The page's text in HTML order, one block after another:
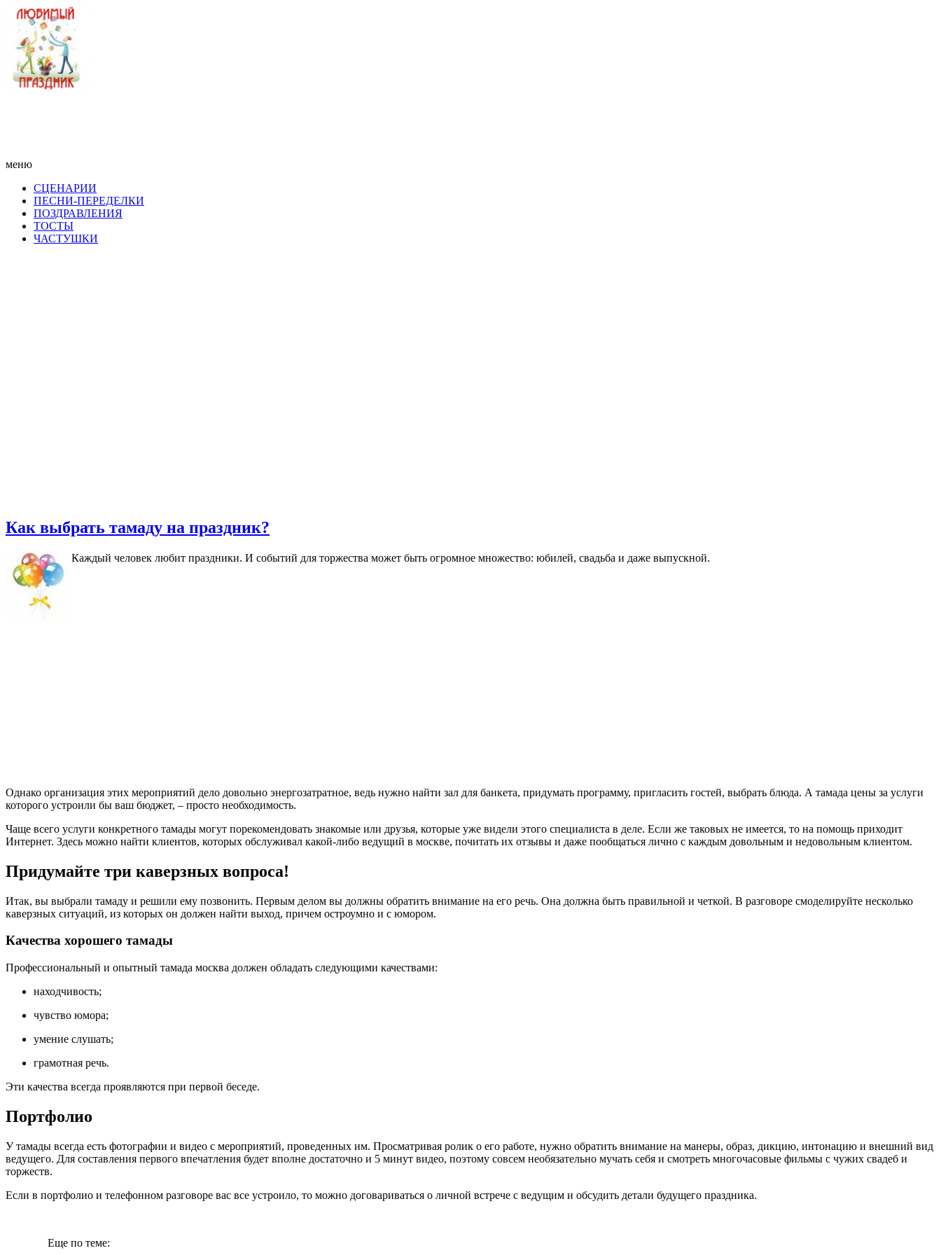
меню
СЦЕНАРИИ
ПЕСНИ-ПЕРЕДЕЛКИ
ПОЗДРАВЛЕНИЯ
ТОСТЫ
ЧАСТУШКИ
Как выбрать тамаду на праздник?
Каждый человек любит праздники. И событий для торжества может быть огромное множество: юбилей, свадьба и даже выпускной.
Однако организация этих мероприятий дело довольно энергозатратное, ведь нужно найти зал для банкета, придумать программу, пригласить гостей, выбрать блюда. А тамада цены за услуги
которого устроили бы ваш бюджет, – просто необходимость.
Чаще всего услуги конкретного тамады могут порекомендовать знакомые или друзья, которые уже видели этого специалиста в деле. Если же таковых не имеется, то на помощь приходит
Интернет. Здесь можно найти клиентов, которых обслуживал какой-либо ведущий в москве, почитать их отзывы и даже пообщаться лично с каждым довольным и недовольным клиентом.
Придумайте три каверзных вопроса!
Итак, вы выбрали тамаду и решили ему позвонить. Первым делом вы должны обратить внимание на его речь. Она должна быть правильной и четкой. В разговоре смоделируйте несколько
каверзных ситуаций, из которых он должен найти выход, причем остроумно и с юмором.
Качества хорошего тамады
Профессиональный и опытный тамада москва должен обладать следующими качествами:
находчивость;
чувство юмора;
умение слушать;
грамотная речь.
Эти качества всегда проявляются при первой беседе.
Портфолио
У тамады всегда есть фотографии и видео с мероприятий, проведенных им. Просматривая ролик о его работе, нужно обратить внимание на манеры, образ, дикцию, интонацию и внешний вид
ведущего. Для составления первого впечатления будет вполне достаточно и 5 минут видео, поэтому совсем необязательно мучать себя и смотреть многочасовые фильмы с чужих свадеб и
торжеств.
Если в портфолио и телефонном разговоре вас все устроило, то можно договариваться о личной встрече с ведущим и обсудить детали будущего праздника.
Еще по теме: